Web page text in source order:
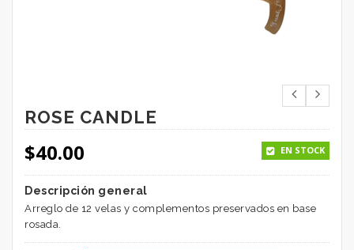
ROSE CANDLE
$40.00 EN STOCK
Descripción general
Arreglo de 12 velas y complementos preservados en base
rosada.